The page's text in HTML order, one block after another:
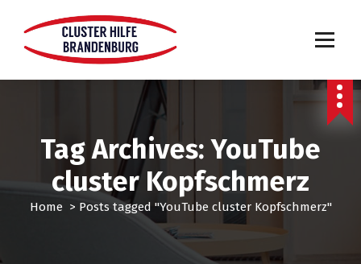
Tag Archives: YouTube
cluster Kopfschmerz
Home> Posts tagged "YouTube cluster Kopfschmerz"